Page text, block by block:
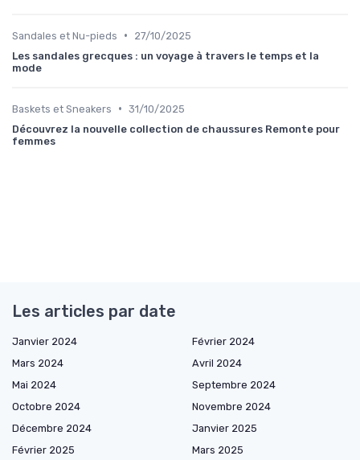
Sandales et Nu-pieds •
27/10/2025
Les sandales grecques : un voyage à travers le temps et la
mode
Baskets et Sneakers • 31/10/2025
Découvrez la nouvelle collection de chaussures Remonte pour
femmes
Les articles par date
Janvier 2024
Février 2024
Mars 2024
Avril 2024
Mai 2024
Septembre 2024
Octobre 2024
Novembre 2024
Décembre 2024
Janvier 2025
Février 2025
Mars 2025